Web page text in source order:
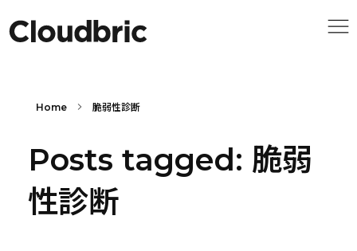
Home 脆弱性診断
Posts tagged: 脆弱
性診断